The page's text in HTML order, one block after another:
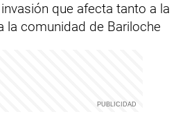
que afecta tanto a la
la comunidad de Bariloche